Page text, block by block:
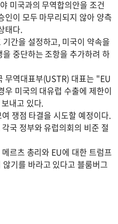
미국과의 무역합의안을 조건
인이 모두 마무리되지 않아 양측
태다.
간을 설정하고, 미국이 약속을
중단하는 조항을 추가하려 하
무역대표부(USTR) 대표는 "EU
우 미국의 대유럽 수출에 제한이
내고 있다.
쟁점 타결을 시도할 예정이다.
국 정부와 유럽의회의 비준 절
르츠 총리와 EU에 대한 트럼프
기를 바라고 있다고 블룸버그